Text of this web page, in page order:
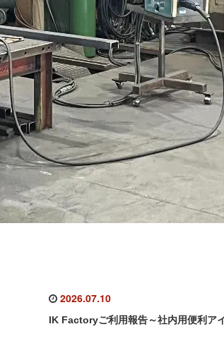
2026.07.10
IK Factoryご利用報告～社内用便利ア